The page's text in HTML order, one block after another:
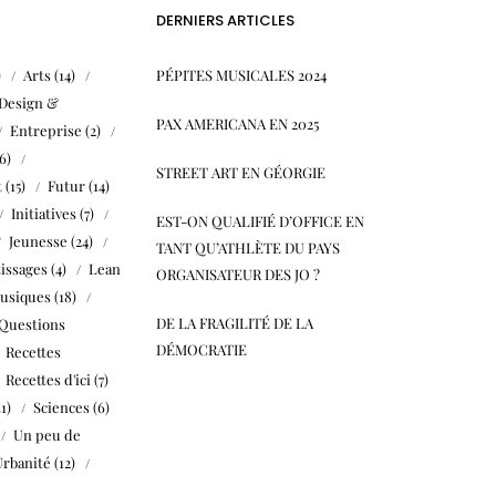
Arts(14)
Design &
Entreprise (2)
(15) Futur(14)
Initiatives(7)
Jeunesse (24)
(4)
Lean
(18)
Recettes
Recettes d'ici (7)
Sciences(6)
Un peu de
(12)
DERNIERS ARTICLES
PÉPITES MUSICALES 2024
PAX AMERICANA EN 2025
STREET ART EN GÉORGIE
EST-ON QUALIFIÉ D’OFFICE EN
TANT QU’ATHLÈTE DU PAYS
ORGANISATEUR DES JO ?
DE LA FRAGILITÉ DE LA
DÉMOCRATIE